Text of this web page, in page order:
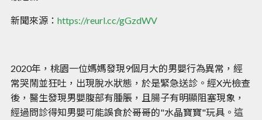
新聞來源： https://reurl.cc/gGzdWV
2020年，桃園一位媽媽發現9個月大的男嬰行為異常，經
常哭鬧並狂吐，出現脫水狀態，於是緊急送診。經X光檢查
後，醫生發現男嬰腹部有腫脹，且腸子有明顯阻塞現象，
經過問診得知男嬰可能誤食於哥哥的"水晶寶寶"玩具。這